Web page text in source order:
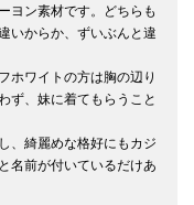
ヨン素材です。どちらも
いからか、ずいぶんと違
ホワイトの方は胸の辺り
ず、妹に着てもらうこと
、綺麗めな格好にもカジ
名前が付いているだけあ